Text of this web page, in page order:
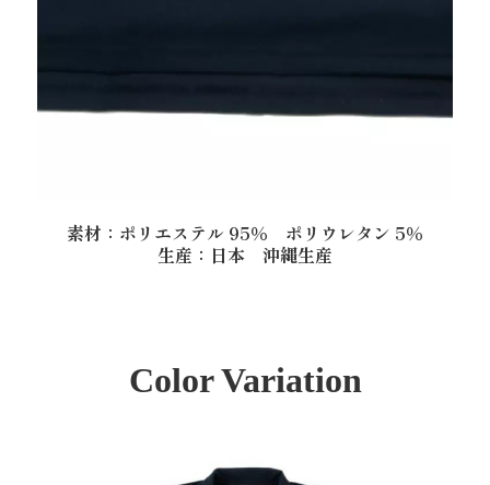
素材：ポリエステル 95％ ポリウレタン 5％
生産：日本 沖縄生産
Color Variation